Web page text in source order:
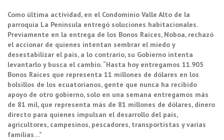
Como última actividad, en el Condominio Valle Alto de la
parroquia La Península entregó soluciones habitacionales.
Previamente en la entrega de los Bonos Raíces, Noboa, rechazó
el accionar de quienes intentan sembrar el miedo y
desestabilizar el país, a lo contrario, su Gobierno intenta
levantarlo y busca el cambio. “Hasta hoy entregamos 11.905
Bonos Raíces que representa 11 millones de dólares en los
bolsillos de los ecuatorianos, gente que nunca ha recibido
apoyo de otro gobierno, solo en una semana entregamos más
de 81 mil, que representa más de 81 millones de dólares, dinero
directo para quienes impulsan el desarrollo del país,
agricultores, campesinos, pescadores, transportistas y varias
familias…”